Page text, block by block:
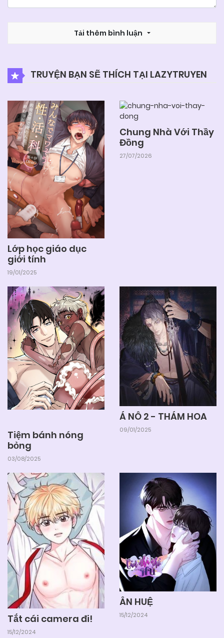
Tải thêm bình luận
TRUYỆN BẠN SẼ THÍCH TẠI LAZYTRUYEN
Lớp học giáo dục
giới tính
19/01/2025
Chung Nhà Với Thầy
Đồng
27/07/2026
Tiệm bánh nóng
bỏng
03/08/2025
Á NÔ 2 - THÁM HOA
09/01/2025
Tắt cái camera đi!
15/12/2024
ÂN HUỆ
15/12/2024